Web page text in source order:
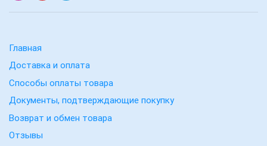
Главная
Доставка и оплата
Способы оплаты товара
Документы, подтверждающие покупку
Возврат и обмен товара
Отзывы